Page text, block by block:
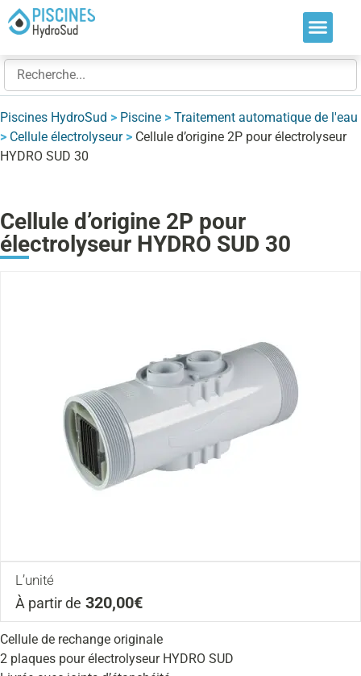
Piscines HydroSud > Piscine > Traitement automatique de l'eau
> Cellule électrolyseur> Cellule d’origine 2P pour électrolyseur
HYDRO SUD 30
Cellule d’origine 2P pour
électrolyseur HYDRO SUD 30
L’unité
À partir de 320,00€
Cellule de rechange originale
2 plaques pour électrolyseur HYDRO SUD